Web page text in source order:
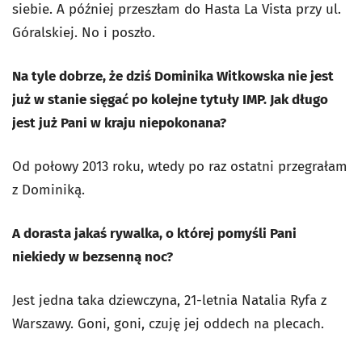
siebie. A później przeszłam do Hasta La Vista przy ul.
Góralskiej. No i poszło.
Na tyle dobrze, że dziś Dominika Witkowska nie jest
już w stanie sięgać po kolejne tytuły IMP. Jak długo
jest już Pani w kraju niepokonana?
Od połowy 2013 roku, wtedy po raz ostatni przegrałam
z Dominiką.
A dorasta jakaś rywalka, o której pomyśli Pani
niekiedy w bezsenną noc?
Jest jedna taka dziewczyna, 21-letnia Natalia Ryfa z
Warszawy. Goni, goni, czuję jej oddech na plecach.